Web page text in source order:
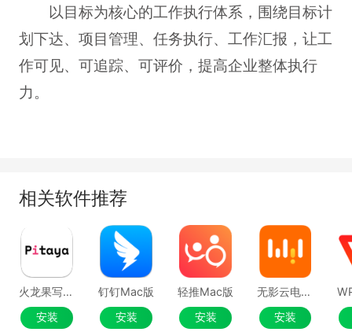
以目标为核心的工作执行体系，围绕目标计
划下达、项目管理、任务执行、工作汇报，让工
作可见、可追踪、可评价，提高企业整体执行
力。
相关软件推荐
火龙果写作Mac版
安装
钉钉Mac版
安装
轻推Mac版
安装
无影云电脑 MAC版
安装